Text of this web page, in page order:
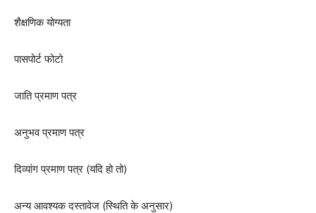
शैक्षणिक योग्यता
पासपोर्ट फोटो
जाति प्रमाण पत्र
अनुभव प्रमाण पत्र
दिव्यांग प्रमाण पत्र (यदि हो तो)
अन्य आवश्यक दस्तावेज (स्थिति के अनुसार)